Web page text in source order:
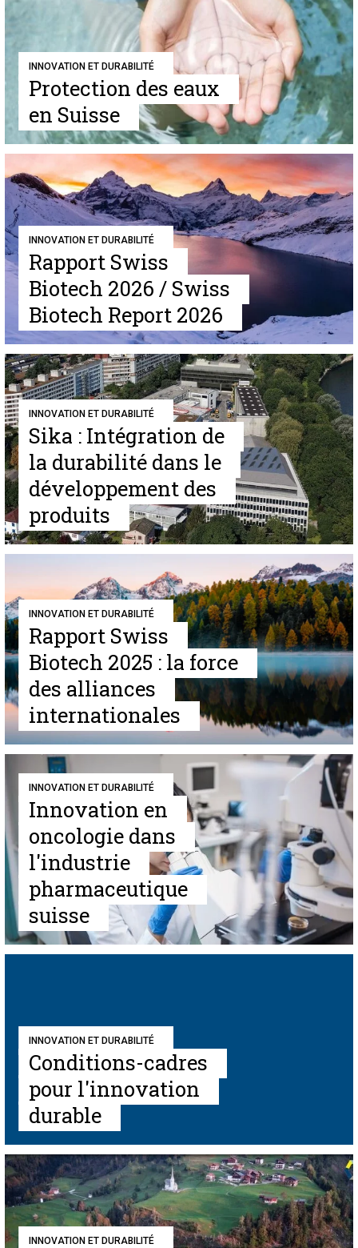
INNOVATION ET DURABILITÉ
Protection des eaux
en Suisse
INNOVATION ET DURABILITÉ
Rapport Swiss
Biotech 2026 / Swiss
Biotech Report 2026
INNOVATION ET DURABILITÉ
Sika : Intégration de
la durabilité dans le
développement des
produits
INNOVATION ET DURABILITÉ
Rapport Swiss
Biotech 2025 : la force
des alliances
internationales
INNOVATION ET DURABILITÉ
Innovation en
oncologie dans
l'industrie
pharmaceutique
suisse
INNOVATION ET DURABILITÉ
Conditions-cadres
pour l'innovation
durable
INNOVATION ET DURABILITÉ